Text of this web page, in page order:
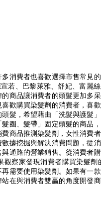
消費者也喜歡選擇市售常見
若、巴黎萊雅、舒妃、富麗
商品讓消費者的頭髮更加多
歡購買染髮劑的消費者，喜
髮，希望藉由「洗髮與護髮
圈、髮帶」固定頭髮的商品
商品推測染髮劑，女性消費
據挖掘與解決消費問題，從
通路的營業銷售。從消費者
觀察家發現消費者購買染髮
需要使用染髮劑。如果有一
在與消費者雙贏的角度開發